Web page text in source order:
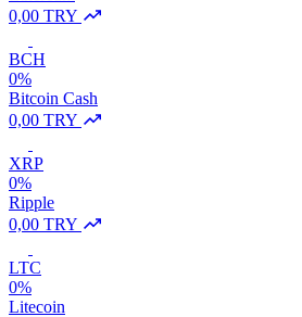
0,00 TRY
BCH
0%
Bitcoin Cash
0,00 TRY
XRP
0%
Ripple
0,00 TRY
LTC
0%
Litecoin